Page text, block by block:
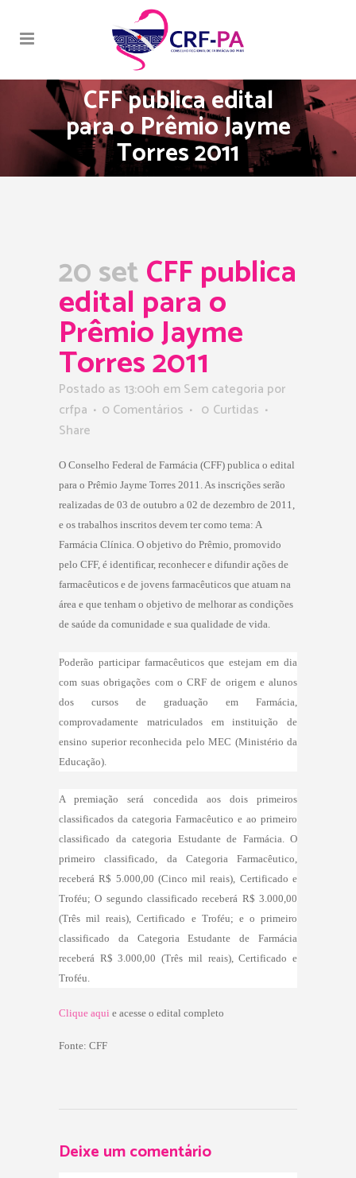
CFF publica edital
para o Prêmio Jayme
Torres 2011
20 setCFF publica
edital para o
Prêmio Jayme
Torres 2011
Postado as 13:00h em Sem categoria por
crfpa
0 Comentários 0 Curtidas
Share
O Conselho Federal de Farmácia (CFF) publica o edital
para o Prêmio Jayme Torres 2011. As inscrições serão
realizadas de 03 de outubro a 02 de dezembro de 2011,
e os trabalhos inscritos devem ter como tema: A
Farmácia Clínica. O objetivo do Prêmio, promovido
pelo CFF, é identificar, reconhecer e difundir ações de
farmacêuticos e de jovens farmacêuticos que atuam na
área e que tenham o objetivo de melhorar as condições
de saúde da comunidade e sua qualidade de vida.
Poderão participar farmacêuticos que estejam em dia
com suas obrigações com o CRF de origem e alunos
dos cursos de graduação em Farmácia,
comprovadamente matriculados em instituição de
ensino superior reconhecida pelo MEC (Ministério da
Educação).
A premiação será concedida aos dois primeiros
classificados da categoria Farmacêutico e ao primeiro
classificado da categoria Estudante de Farmácia. O
primeiro classificado, da Categoria Farmacêutico,
receberá R$ 5.000,00 (Cinco mil reais), Certificado e
Troféu; O segundo classificado receberá R$ 3.000,00
(Três mil reais), Certificado e Troféu; e o primeiro
classificado da Categoria Estudante de Farmácia
receberá R$ 3.000,00 (Três mil reais), Certificado e
Troféu.
Clique aqui e acesse o edital completo
Fonte: CFF
Deixe um comentário